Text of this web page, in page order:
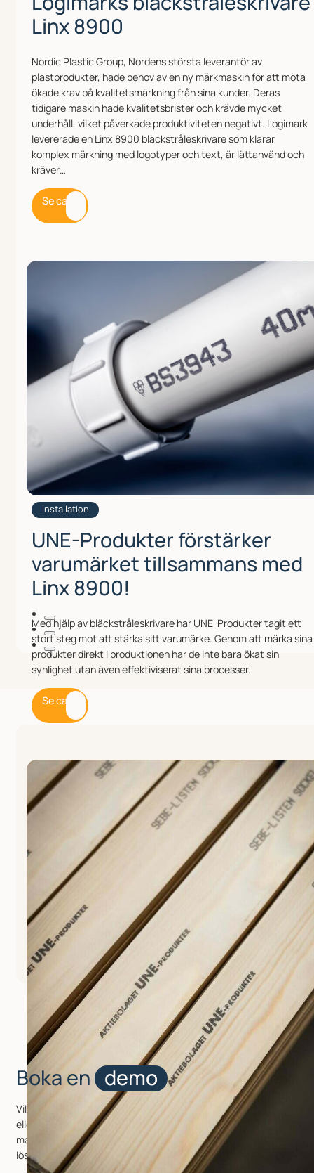
Linx 8900
Nordic Plastic Group, Nordens största leverantör av
plastprodukter, hade behov av en ny märkmaskin för att möta
ökade krav på kvalitetsmärkning från sina kunder. Deras
tidigare maskin hade kvalitetsbrister och krävde mycket
underhåll, vilket påverkade produktiviteten negativt. Logimark
levererade en Linx 8900 bläckstråleskrivare som klarar
komplex märkning med logotyper och text, är lättanvänd och
kräver…
Se case
Installation
UNE-Produkter förstärker
varumärket tillsammans med
Linx 8900!
Med hjälp av bläckstråleskrivare har UNE-Produkter tagit ett
stort steg mot att stärka sitt varumärke. Genom att märka sina
produkter direkt i produktionen har de inte bara ökat sin
synlighet utan även effektiviserat sina processer.
Se case
Läs mer om Integra PP
Med den senaste tekniken i Integra PP RAZR kan du
enkelt skriva ut upp till 34 mm högt på nästan alla ytor
med hög hastighet och knivskarp upplösning.
Skrivhuvudet har integrerad redundans och en
mellantank för avbrottsfri utskrift även vid
bläckbyten, och den kompakta designen gör att den
lätt integreras i produktionslinjer.
Boka en demo
Vill du se hur maskinen fungerar i din produktion på ditt material
eller produkt?
Boka en kostnadsfri Demo
så visar vi dig gärna
maskinen (eller liknande maskin) i drift och hur vi kan skräddarsy
lösningen utifrån ditt behov.